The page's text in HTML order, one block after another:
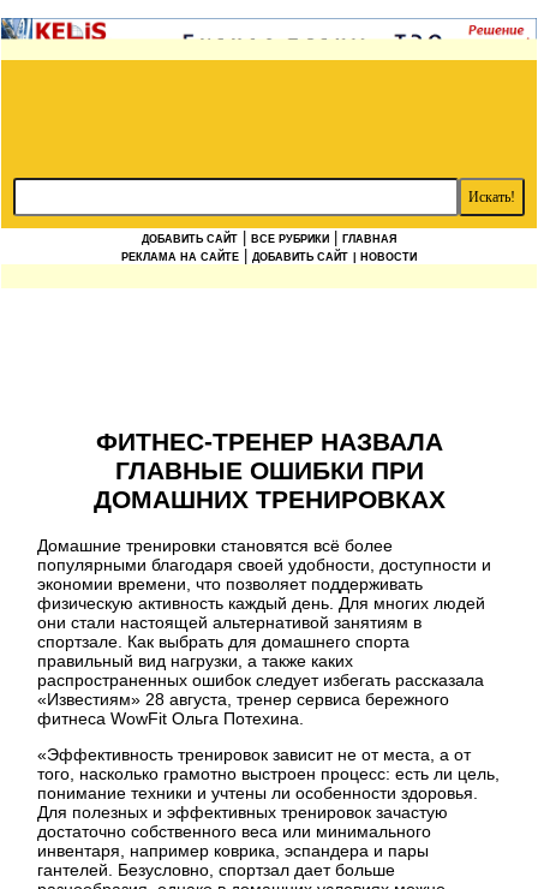
ДОБАВИТЬ САЙТ ВСЕ РУБРИКИ
ГЛАВНАЯ
РЕКЛАМА НА САЙТЕ
ДОБАВИТЬ САЙТ | НОВОСТИ
ФИТНЕС-ТРЕНЕР НАЗВАЛА
ГЛАВНЫЕ ОШИБКИ ПРИ
ДОМАШНИХ ТРЕНИРОВКАХ
Домашние тренировки становятся всё более
популярными благодаря своей удобности, доступности и
экономии времени, что позволяет поддерживать
физическую активность каждый день. Для многих людей
они стали настоящей альтернативой занятиям в
спортзале. Как выбрать для домашнего спорта
правильный вид нагрузки, а также каких
распространенных ошибок следует избегать рассказала
«Известиям» 28 августа, тренер сервиса бережного
фитнеса WowFit Ольга Потехина.
«Эффективность тренировок зависит не от места, а от
того, насколько грамотно выстроен процесс: есть ли цель,
понимание техники и учтены ли особенности здоровья.
Для полезных и эффективных тренировок зачастую
достаточно собственного веса или минимального
инвентаря, например коврика, эспандера и пары
гантелей. Безусловно, спортзал дает больше